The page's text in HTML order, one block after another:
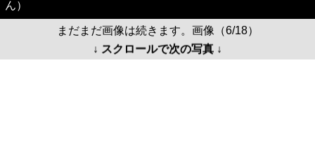
ん）
まだまだ画像は続きます。画像（6/18）
↓ スクロールで次の写真 ↓